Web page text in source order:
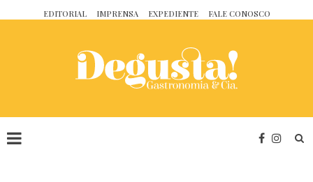
EDITORIAL IMPRENSA EXPEDIENTE FALE CONOSCO